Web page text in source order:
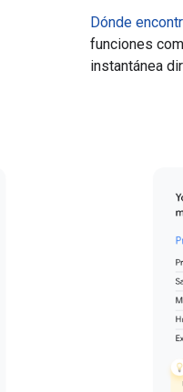
Dónde
funciones
instantánea